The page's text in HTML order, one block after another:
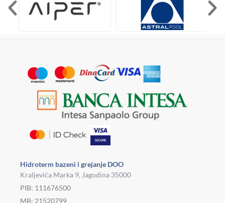
Hidroterm bazeni i grejanje DOO
Kraljevića Marka 9, Jagodina 35000
PIB: 111676500
MB: 21520799